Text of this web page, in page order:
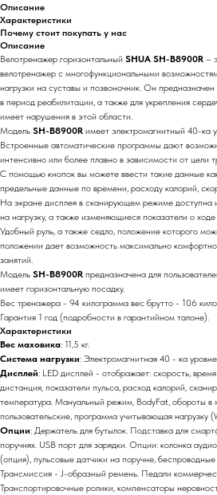
Описание
Характеристики
Почему стоит покупать у нас
Описание
Велотренажер горизонтальный SHUA SH-B8900R –
велотренажер с многофункциональными
нагрузки на суставы и позвоночник. Он
в период реабилитации, а также для укрепления
имеет нарушения в этой области.
Модель SH-B8900R имеет электромагнитный 40-ка
Встроенные автоматические программы дают
интенсивно или более плавно в зависимости от цели
С помощью кнопок вы можете ввести такие данные
предельные данные по времени, расходу калорий,
На экране дисплея в сканирующем режиме доступна
на нагрузку, а также изменяющиеся показатели о
Удобный руль, а также седло, положение которого
положении дает возможность максимально комфортно
занятий.
Модель SH-B8900R предназначена для
имеет горизонтальную посадку.
Вес тренажера - 94 килограмма вес брутто - 106
Гарантия 1 год (подробности в гарантийном талоне).
Характеристики
Вес маховика: 11,5 кг.
Система нагрузки: Электромагнитная 40 - ка
Дисплей: LED дисплей - отображает: скорость,
дистанция, показатели пульса, расход калорий,
температура. Мануальный режим, BodyFat, обороты в
пользовательские, программа учитывающая
Опции: Держатель для бутылок. Подставка для
поручнях. USB порт для зарядки. Опции: колонка
(опция), пульсовые датчики на поручне,
Трансмиссия - J-образный ремень. Педали
Транспортировочные ролики, компенсаторы